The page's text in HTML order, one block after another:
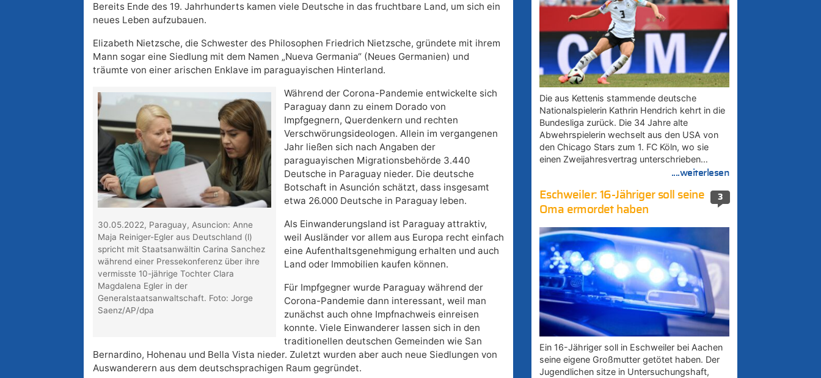
Bereits Ende des 19. Jahrhunderts kamen viele Deutsche in das fruchtbare Land, um sich ein
neues Leben aufzubauen.
Elizabeth Nietzsche, die Schwester des Philosophen Friedrich Nietzsche, gründete mit ihrem
Mann sogar eine Siedlung mit dem Namen „Nueva Germania“ (Neues Germanien) und
träumte von einer arischen Enklave im paraguayischen Hinterland.
30.05.2022, Paraguay, Asuncion: Anne
Maja Reiniger-Egler aus Deutschland (l)
spricht mit Staatsanwältin Carina Sanchez
während einer Pressekonferenz über ihre
vermisste 10-jährige Tochter Clara
Magdalena Egler in der
Generalstaatsanwaltschaft. Foto: Jorge
Saenz/AP/dpa
Während der Corona-Pandemie entwickelte sich
Paraguay dann zu einem Dorado von
Impfgegnern, Querdenkern und rechten
Verschwörungsideologen. Allein im vergangenen
Jahr ließen sich nach Angaben der
paraguayischen Migrationsbehörde 3.440
Deutsche in Paraguay nieder. Die deutsche
Botschaft in Asunción schätzt, dass insgesamt
etwa 26.000 Deutsche in Paraguay leben.
Als Einwanderungsland ist Paraguay attraktiv,
weil Ausländer vor allem aus Europa recht einfach
eine Aufenthaltsgenehmigung erhalten und auch
Land oder Immobilien kaufen können.
Für Impfgegner wurde Paraguay während der
Corona-Pandemie dann interessant, weil man
zunächst auch ohne Impfnachweis einreisen
konnte. Viele Einwanderer lassen sich in den
traditionellen deutschen Gemeinden wie San
Bernardino, Hohenau und Bella Vista nieder. Zuletzt wurden aber auch neue Siedlungen von
Auswanderern aus dem deutschsprachigen Raum gegründet.
Die aus Kettenis stammende deutsche
Nationalspielerin Kathrin Hendrich kehrt in die
Bundesliga zurück. Die 34 Jahre alte
Abwehrspielerin wechselt aus den USA von
den Chicago Stars zum 1. FC Köln, wo sie
einen Zweijahresvertrag unterschrieben…
....weiterlesen
3
Eschweiler: 16-Jähriger soll seine
Oma ermordet haben
Ein 16-Jähriger soll in Eschweiler bei Aachen
seine eigene Großmutter getötet haben. Der
Jugendlichen sitze in Untersuchungshaft,